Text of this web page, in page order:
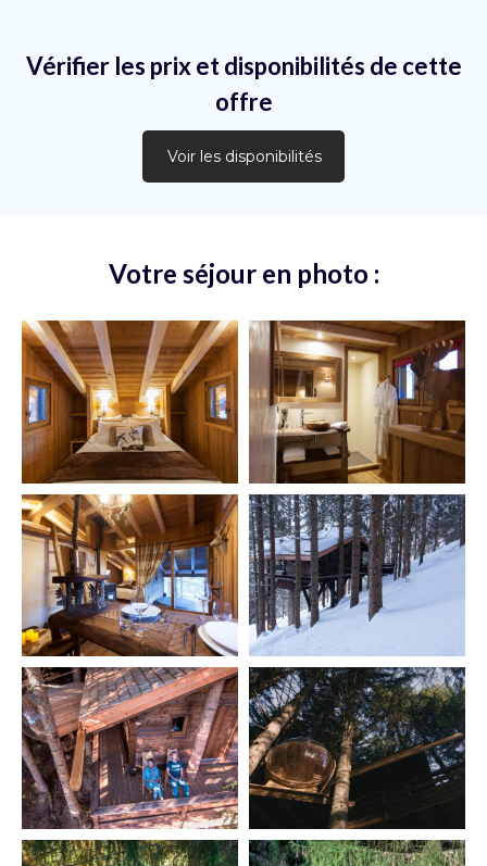
Vérifier les prix et disponibilités de cette
offre
Voir les disponibilités
Votre séjour en photo :